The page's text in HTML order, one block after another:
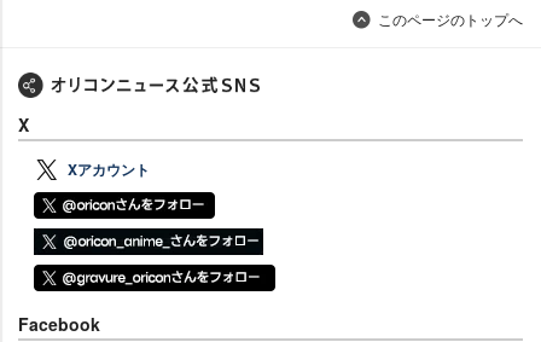
このページのトップへ
X
Xアカウント
Facebook